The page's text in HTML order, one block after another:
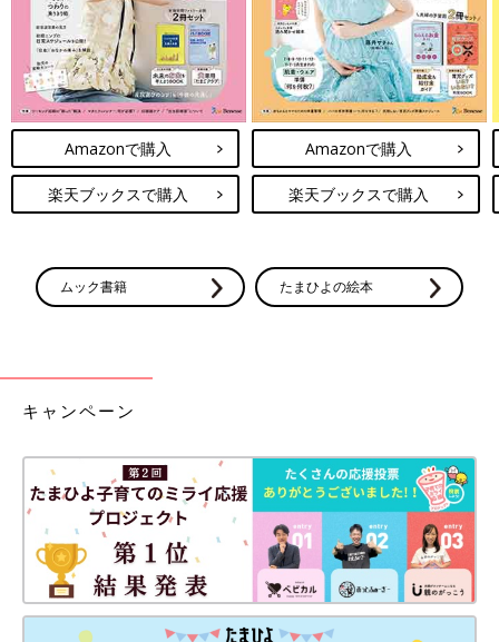
ス たまひよ新百科シリーズ)
Amazonで購入
楽天ブックスで購入
Amazonで購入
楽天ブックスで購入
ムック書籍 たまひよの絵本
キャンペーン